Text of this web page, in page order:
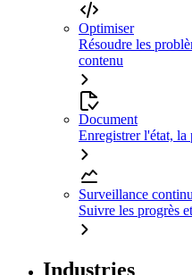
Optimiser
Résoudre les
contenu
Document
Enregistrer l'état, la
Surveillance
Suivre les progrès
Industries